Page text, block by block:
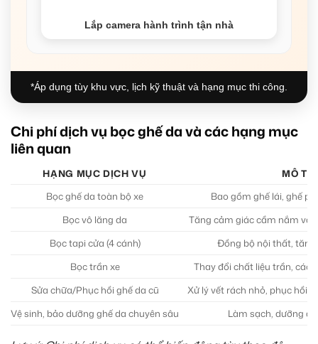
Lắp camera hành trình tận nhà
*Áp dụng tùy khu vực, lịch kỹ thuật và hạng mục thi công.
Chi phí dịch vụ bọc ghế da và các hạng mục
liên quan
HẠNG MỤC DỊCH VỤ
MÔ TẢ
Bọc ghế da toàn bộ xe
Bao gồm ghế lái, ghế
Bọc vô lăng da
Tăng cảm giác cầm nắm và
Bọc tapi cửa (4 cánh)
Đồng bộ nội thất, tăng
Bọc trần xe
Thay đổi chất liệu trần,
Sửa chữa/Phục hồi ghế da cũ
Xử lý vết rách nhỏ, phục hồi
Vệ sinh, bảo dưỡng ghế da chuyên sâu
Làm sạch, dưỡng